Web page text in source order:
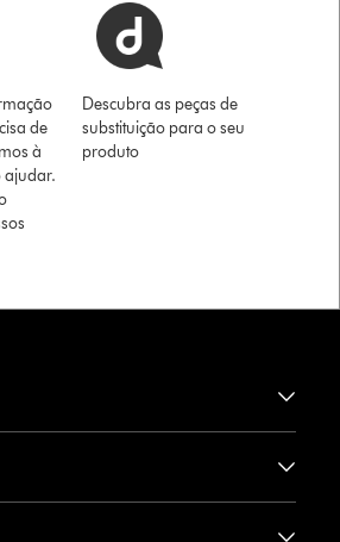
de
à
ajudar.
Descubra as peças de
substituição para o seu
produto